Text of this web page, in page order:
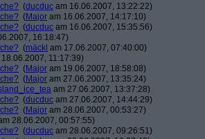
(ducduc am 16.06.2007, 13:22:22)
(Major am 16.06.2007, 14:17:10)
(ducduc am 16.06.2007, 15:35:56)
16:18:47)
(mäckl am 17.06.2007, 07:40:00)
11:17:39)
(Major am 19.06.2007, 18:58:08)
(Major am 27.06.2007, 13:35:24)
am 27.06.2007, 13:37:28)
(ducduc am 27.06.2007, 14:44:29)
(Major am 28.06.2007, 00:53:27)
28.06.2007, 00:57:55)
(ducduc am 28.06.2007, 09:26:51)